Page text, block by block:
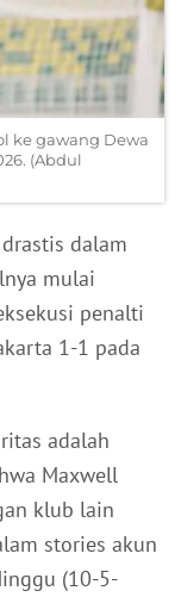
ke gawang Dewa
(Abdul
dalam
mulai
penalti
1-1 pada
adalah
Maxwell
klub lain
stories akun
(10-5-